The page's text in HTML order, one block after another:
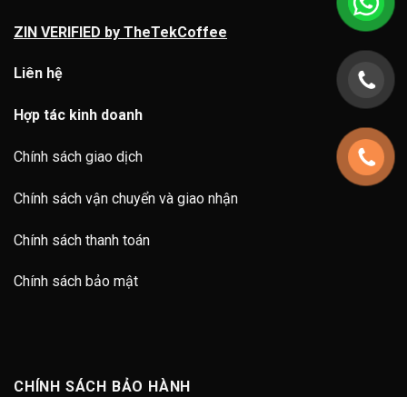
ZIN VERIFIED by TheTekCoffee
Liên hệ
Hợp tác kinh doanh
Chính sách giao dịch
Chính sách vận chuyển và giao nhận
Chính sách thanh toán
Chính sách bảo mật
CHÍNH SÁCH BẢO HÀNH